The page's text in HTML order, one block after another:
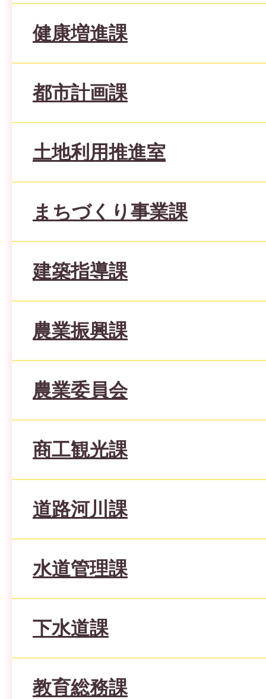
健康増進課
都市計画課
土地利用推進室
まちづくり事業課
建築指導課
農業振興課
農業委員会
商工観光課
道路河川課
水道管理課
下水道課
教育総務課